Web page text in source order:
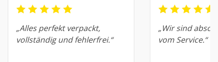
„Alles perfekt verpackt,
vollständig und fehlerfrei.“
„Wir sind
vom Service.“